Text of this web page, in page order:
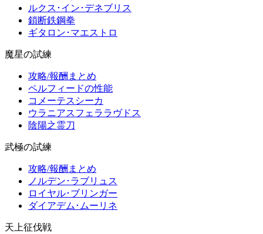
ルクス･イン･デネブリス
鎖断鉄鋼拳
ギタロン･マエストロ
魔星の試練
攻略/報酬まとめ
ペルフィードの性能
コメーテスシーカ
ウラニアスフェララヴドス
陰陽之霊刀
武極の試練
攻略/報酬まとめ
ノルデン･ラブリュス
ロイヤル･ブリンガー
ダイアデム･ムーリネ
天上征伐戦